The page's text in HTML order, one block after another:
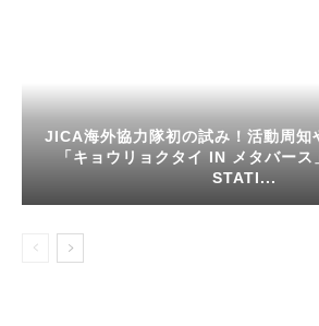
JICA海外協力隊初の試み！活動周知
「キョウリョクタイ IN メタバー
STATI...